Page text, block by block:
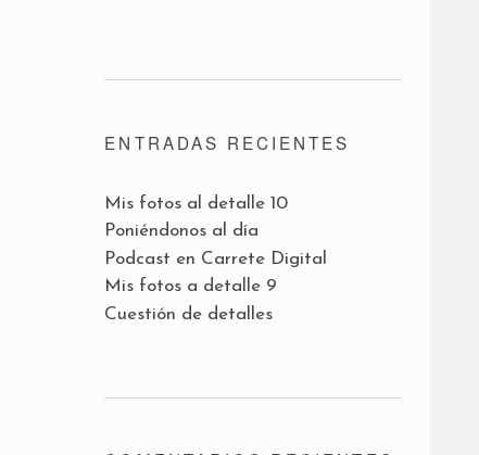
ENTRADAS RECIENTES
Mis fotos al detalle 10
Poniéndonos al día
Podcast en Carrete Digital
Mis fotos a detalle 9
Cuestión de detalles